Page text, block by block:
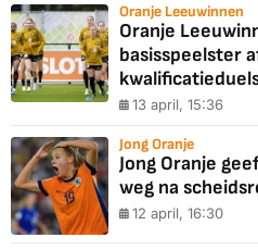
Oranje Leeuwinnen
Oranje
basisspeelster
13 april, 15:36
Jong Oranje
Jong Oranje
weg na
12 april, 16:30